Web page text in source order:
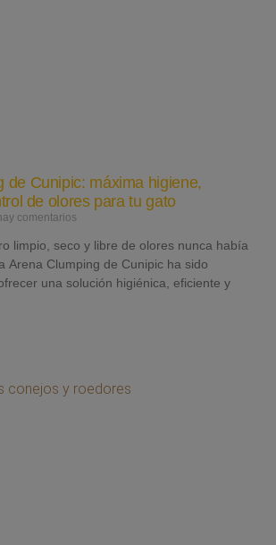
de Cunipic: máxima higiene,
de olores para tu gato
comentarios
limpio, seco y libre de olores nunca había
Arena Clumping de Cunipic ha sido
una solución higiénica, eficiente y